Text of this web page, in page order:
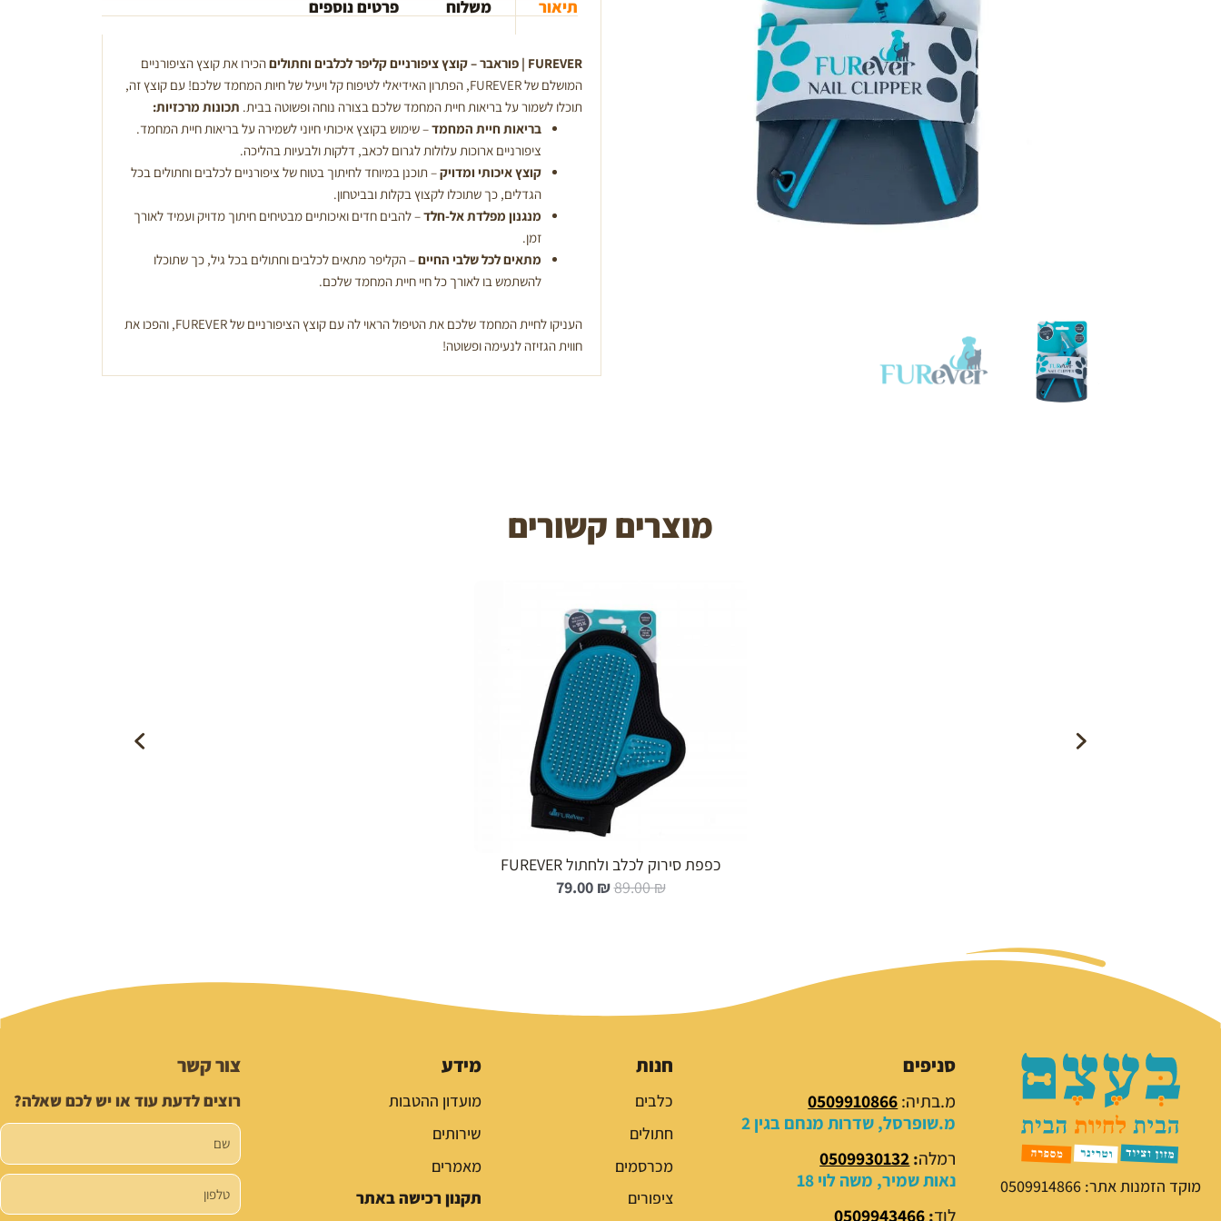
תיאור משלוח פרטים נוספים
FUREVER | פוראבר – קוצץ ציפורניים קליפר לכלבים וחתולים
הכירו את קוצץ הציפורניים
המושלם של FUREVER, הפתרון האידיאלי לטיפוח קל ויעיל של חיות המחמד שלכם! עם קוצץ זה,
תוכלו לשמור על בריאות חיית המחמד שלכם בצורה נוחה ופשוטה בבית. תכונות מרכזיות:
בריאות חיית המחמד– שימוש בקוצץ איכותי חיוני לשמירה על בריאות חיית המחמד.
ציפורניים ארוכות עלולות לגרום לכאב, דלקות ולבעיות בהליכה.
קוצץ איכותי ומדויק– תוכנן במיוחד לחיתוך בטוח של ציפורניים לכלבים וחתולים בכל
הגדלים, כך שתוכלו לקצוץ בקלות ובביטחון.
מנגנון מפלדת אל-חלד– להבים חדים ואיכותיים מבטיחים חיתוך מדויק ועמיד לאורך
זמן.
מתאים לכל שלבי החיים– הקליפר מתאים לכלבים וחתולים בכל גיל, כך שתוכלו
להשתמש בו לאורך כל חיי חיית המחמד שלכם.
העניקו לחיית המחמד שלכם את הטיפול הראוי לה עם קוצץ הציפורניים של FUREVER, והפכו את
חווית הגזיזה לנעימה ופשוטה!
מוצרים קשורים
הוספה לעגלה
כפפת סירוק לכלב ולחתול FUREVER
89.00₪
ה
מ
79.00 ₪
ה
נ
מוקד הזמנות אתר: 0509914866
סניפים
מ.בתיה:0509910866
מ.שופרסל, שדרות מנחם בגין 2
רמלה:
0509930132
נאות שמיר, משה לוי 18
לוד:
0509943466
חנות
כלבים
חתולים
מכרסמים
ציפורים
מידע
מועדון ההטבות
שירותים
מאמרים
תקנון רכישה באתר
צור קשר
רוצים לדעת עוד או יש לכם שאלה?
שם
טלפון